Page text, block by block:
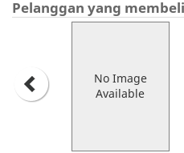
Pelanggan yang
No Image
Available